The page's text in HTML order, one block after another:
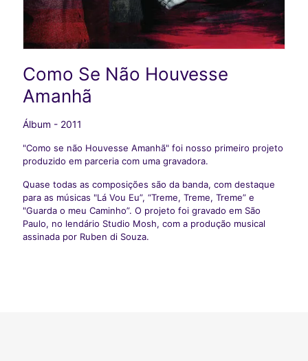
Como Se Não Houvesse
Amanhã
Álbum - 2011
"Como se não Houvesse Amanhã" foi nosso primeiro projeto
produzido em parceria com uma gravadora.
Quase todas as composições são da banda, com destaque
para as músicas "Lá Vou Eu”, “Treme, Treme, Treme” e
"Guarda o meu Caminho”. O projeto foi gravado em São
Paulo, no lendário Studio Mosh, com a produção musical
assinada por Ruben di Souza.